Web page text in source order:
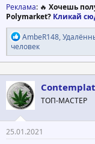
Реклама: 🔥 Хочешь
Polymarket? Кликай
Р
е
а
к
ц
и
и
:
AmbeR148,
человек
ТОП-МАСТЕР
25.01.2021